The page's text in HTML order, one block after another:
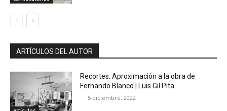
ARTÍCULOS DEL AUTOR
Recortes. Aproximación a la obra de
Fernando Blanco | Luis Gil Pita
5 diciembre, 2022